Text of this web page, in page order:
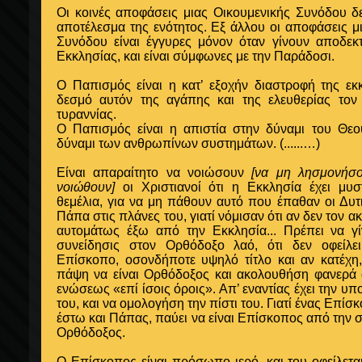
Οι κοινές αποφάσεις μιας Οικουμενικής Συνόδου
αποτέλεσμα της ενότητος. Εξ άλλου οι αποφάσεις
Συνόδου είναι έγγυρες μόνον όταν γίνουν
Εκκλησίας, και είναι σύμφωνες με την Παράδοσι.
Ο Παπισμός είναι η κατ’ εξοχήν διαστροφή της
δεσμό αυτόν της αγάπης και της ελευθερίας
τυραννίας.
Ο Παπισμός είναι η απιστία στην δύναμι του
δύναμι των ανθρωπίνων συστημάτων. (......…)
Είναι απαραίτητο να νοιώσουν[να μη
νοιώθουν] οι Χριστιανοί ότι η Εκκλησία έχει
θεμέλια, για να μη πάθουν αυτό που έπαθαν οι
Πάπα στις πλάνες του, γιατί νόμισαν ότι αν δεν τον
αυτομάτως έξω από την Εκκλησία... Πρέπει να
συνείδησις στον Ορθόδοξο λαό, ότι δεν
Επίσκοπο, οσονδήποτε υψηλό τίτλο και αν
πάψη να είναι Ορθόδοξος και ακολουθήση φανερά
ενώσεως «επί ίσοις όροις». Απ’ εναντίας έχει την
του, και να ομολογήση την πίστι του. Γιατί ένας
έστω και Πάπας, παύει να είναι Επίσκοπος από την
Ορθόδοξος.